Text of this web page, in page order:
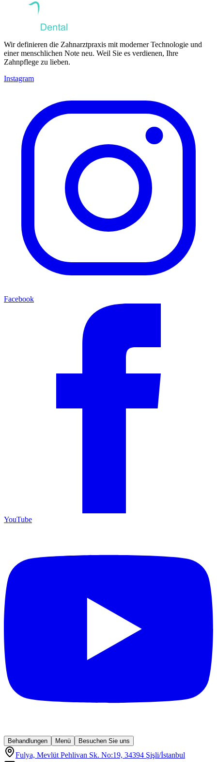
Wir definieren die Zahnarztpraxis mit moderner Technologie und
einer menschlichen Note neu. Weil Sie es verdienen, Ihre
Zahnpflege zu lieben.
Instagram
Facebook
YouTube
Behandlungen Menü Besuchen Sie uns
Fulya, Mevlüt Pehlivan Sk. No:19, 34394 Şişli/İstanbul